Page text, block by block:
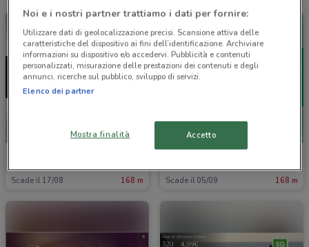
Scade il 17/08 168 m Scade il 05/09 168 m
Noi e i nostri partner trattiamo i dati per fornire:
Utilizzare dati di geolocalizzazione precisi. Scansione attiva delle
caratteristiche del dispositivo ai fini dell’identificazione. Archiviare
informazioni su dispositivo e/o accedervi. Pubblicità e contenuti
personalizzati, misurazione delle prestazioni dei contenuti e degli
annunci, ricerche sul pubblico, sviluppo di servizi.
Elenco dei partner
Mostra finalità Accetto